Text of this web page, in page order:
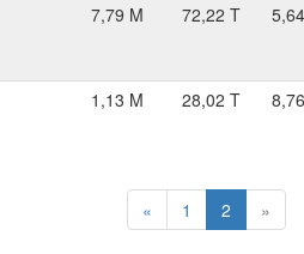
7,79 M 72,22 T
1,13 M 28,02 T
« 1 2 »